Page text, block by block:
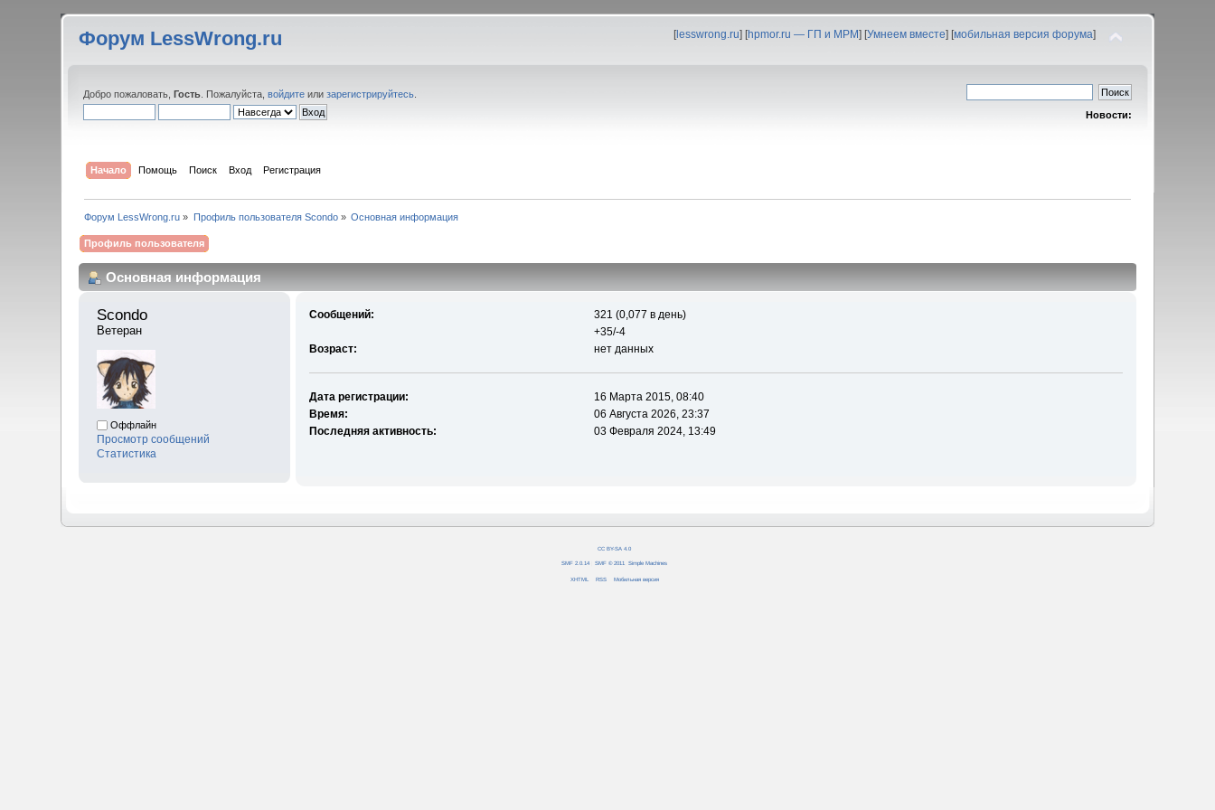
Форум LessWrong.ru [lesswrong.ru] [hpmor.ru — ГП и МРМ] [Умнеем вместе] [мобильная версия форума]
Добро пожаловать,Гость . Пожалуйста,войдите илизарегистрируйтесь
Новости:
Начало Помощь Поиск Вход Регистрация
Форум LessWrong.ru » Профиль пользователя Scondo» Основная информация
Профиль пользователя
Основная информация
Scondo
Ветеран
Оффлайн
Просмотр сообщений
Статистика
Сообщений:
321 (0,077 в день)
+35/-4
Возраст:
нет данных
Дата регистрации:
16 Марта 2015, 08:40
Время:
06 Августа 2026, 23:37
Последняя активность:
03 Февраля 2024, 13:49
CC BY-SA 4.0
SMF 2.0.14 SMF © 2011 Simple Machines
XHTML RSS Мобильная версия